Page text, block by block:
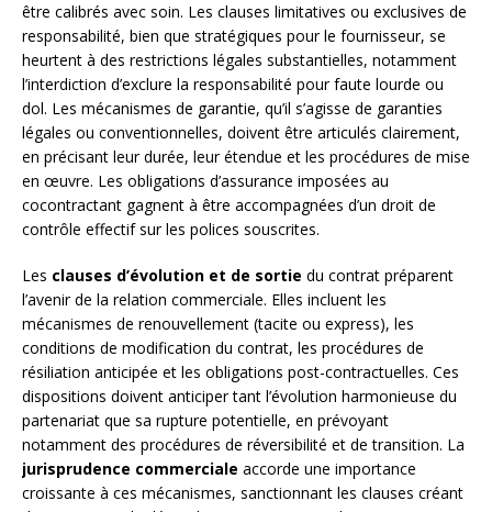
être calibrés avec soin. Les clauses limitatives ou exclusives de
responsabilité, bien que stratégiques pour le fournisseur, se
heurtent à des restrictions légales substantielles, notamment
l’interdiction d’exclure la responsabilité pour faute lourde ou
dol. Les mécanismes de garantie, qu’il s’agisse de garanties
légales ou conventionnelles, doivent être articulés clairement,
en précisant leur durée, leur étendue et les procédures de mise
en œuvre. Les obligations d’assurance imposées au
cocontractant gagnent à être accompagnées d’un droit de
contrôle effectif sur les polices souscrites.
Les clauses d’évolution et de sortie du contrat préparent
l’avenir de la relation commerciale. Elles incluent les
mécanismes de renouvellement (tacite ou express), les
conditions de modification du contrat, les procédures de
résiliation anticipée et les obligations post-contractuelles. Ces
dispositions doivent anticiper tant l’évolution harmonieuse du
partenariat que sa rupture potentielle, en prévoyant
notamment des procédures de réversibilité et de transition. La
jurisprudence commerciale accorde une importance
croissante à ces mécanismes, sanctionnant les clauses créant